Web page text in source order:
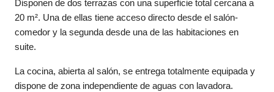
Disponen de dos terrazas con una superficie total cercana a
20 m². Una de ellas tiene acceso directo desde el salón-
comedor y la segunda desde una de las habitaciones en
suite.
La cocina, abierta al salón, se entrega totalmente equipada y
dispone de zona independiente de aguas con lavadora.